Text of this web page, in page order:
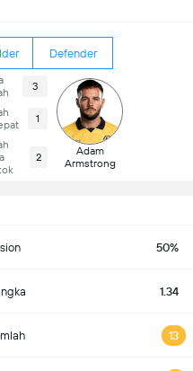
Defender
3
1
2
Adam
Armstrong
50%
1.34
13